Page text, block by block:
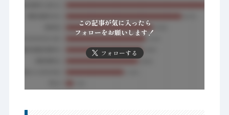
この記事が気に入ったら
フォローをお願いします！
フォローする